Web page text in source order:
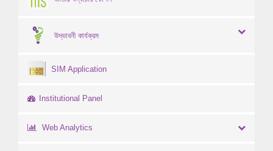
উদ্ভাবনী কার্যক্রম
SIM Application
Institutional Panel
Web Analytics